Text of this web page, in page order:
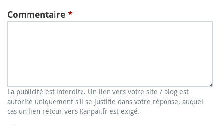
Commentaire *
La publicité est interdite. Un lien vers votre site / blog est
autorisé uniquement s'il se justifie dans votre réponse, auquel
cas un lien retour vers Kanpai.fr est exigé.